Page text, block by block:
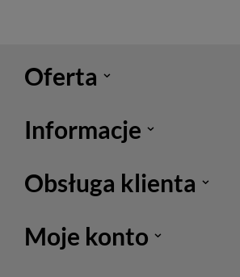
Oferta
Informacje
Obsługa klienta
Moje konto